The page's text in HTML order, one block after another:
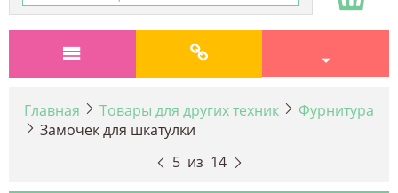
Главная Товары для других техник
Фурнитура
Замочек для шкатулки
5 из 14